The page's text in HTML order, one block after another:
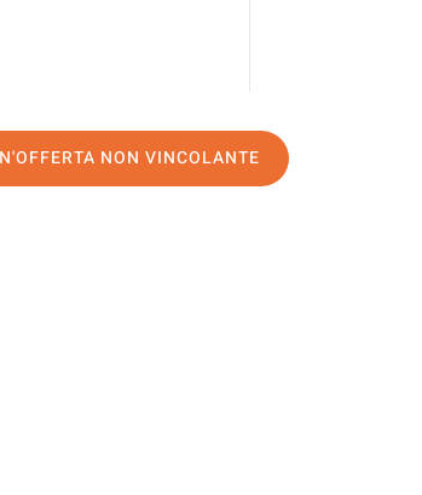
NON VINCOLANTE